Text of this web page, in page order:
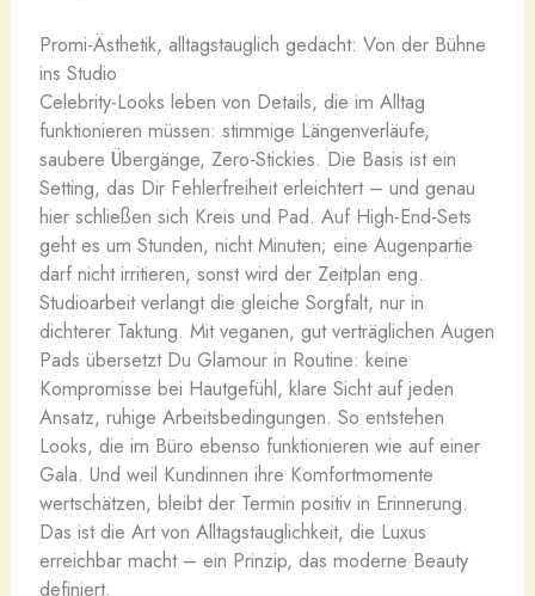
Promi-Ästhetik, alltagstauglich gedacht: Von der Bühne
ins Studio
Celebrity-Looks leben von Details, die im Alltag
funktionieren müssen: stimmige Längenverläufe,
saubere Übergänge, Zero-Stickies. Die Basis ist ein
Setting, das Dir Fehlerfreiheit erleichtert – und genau
hier schließen sich Kreis und Pad. Auf High-End-Sets
geht es um Stunden, nicht Minuten; eine Augenpartie
darf nicht irritieren, sonst wird der Zeitplan eng.
Studioarbeit verlangt die gleiche Sorgfalt, nur in
dichterer Taktung. Mit veganen, gut verträglichen Augen
Pads übersetzt Du Glamour in Routine: keine
Kompromisse bei Hautgefühl, klare Sicht auf jeden
Ansatz, ruhige Arbeitsbedingungen. So entstehen
Looks, die im Büro ebenso funktionieren wie auf einer
Gala. Und weil Kundinnen ihre Komfortmomente
wertschätzen, bleibt der Termin positiv in Erinnerung.
Das ist die Art von Alltagstauglichkeit, die Luxus
erreichbar macht – ein Prinzip, das moderne Beauty
definiert.